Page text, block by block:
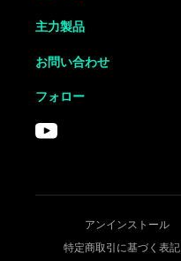
主力製品
お問い合わせ
フォロー
アンインストール
特定商取引に基づく表記